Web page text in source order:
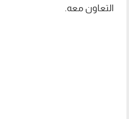
التعاون معه.